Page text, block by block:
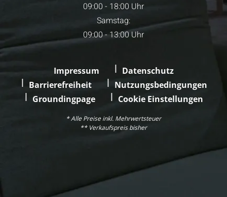
09:00 - 18:00 Uhr
Samstag:
09:00 - 13:00 Uhr
Impressum
Datenschutz
Barrierefreiheit
Nutzungsbedingungen
Groundingpage
Cookie Einstellungen
* Alle Preise inkl. Mehrwertsteuer
** Verkaufspreis bisher